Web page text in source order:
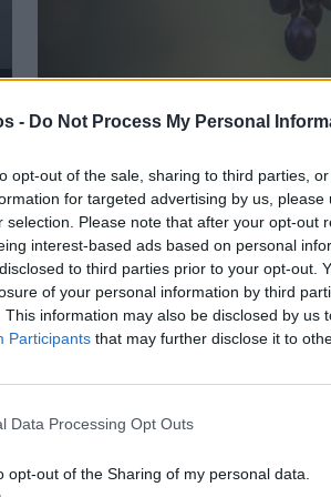
- Do Not Process My Personal
opt-out of the sale, sharing to third parties,
for targeted advertising by us,
selection. Please note that after your opt-out
interest-based ads based on personal
to third parties prior to your opt-out.
of your personal information by third
This information may also be disclosed by us
Participants that may further disclose it to
Data Processing Opt Outs
opt-out of the Sharing of my personal data.
Πριν 5 ημέρες
προετοιμασία των
Χίο